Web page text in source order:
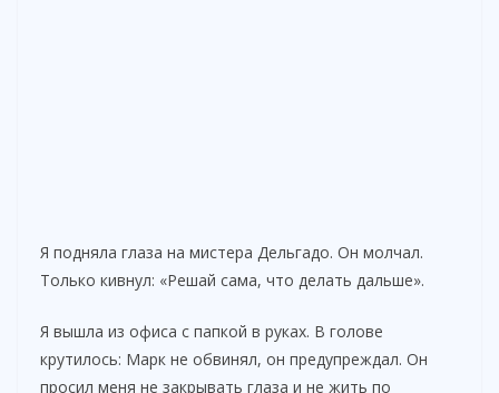
Я подняла глаза на мистера Дельгадо. Он молчал.
Только кивнул: «Решай сама, что делать дальше».
Я вышла из офиса с папкой в руках. В голове
крутилось: Марк не обвинял, он предупреждал. Он
просил меня не закрывать глаза и не жить по